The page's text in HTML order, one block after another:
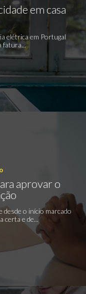
em casa
elétrica em Portugal
fatura...
aprovar o
desde o início marcado
certa e de...